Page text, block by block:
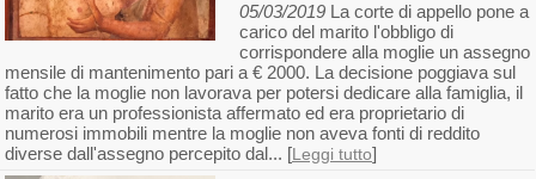
05/03/2019La corte di appello pone a
carico del marito l'obbligo di
corrispondere alla moglie un assegno
mensile di mantenimento pari a € 2000. La decisione poggiava sul
fatto che la moglie non lavorava per potersi dedicare alla famiglia, il
marito era un professionista affermato ed era proprietario di
numerosi immobili mentre la moglie non aveva fonti di reddito
diverse dall'assegno percepito dal... [Leggi tutto]